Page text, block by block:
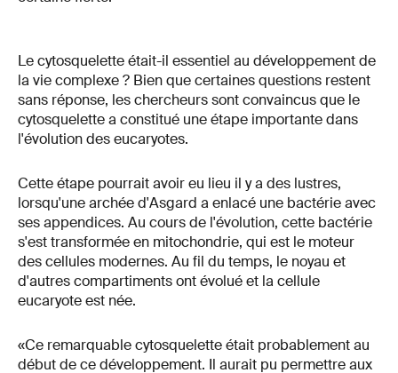
Le cytosquelette était-il essentiel au développement de
la vie complexe ? Bien que certaines questions restent
sans réponse, les chercheurs sont convaincus que le
cytosquelette a constitué une étape importante dans
l'évolution des eucaryotes.
Cette étape pourrait avoir eu lieu il y a des lustres,
lorsqu'une archée d'Asgard a enlacé une bactérie avec
ses appendices. Au cours de l'évolution, cette bactérie
s'est transformée en mitochondrie, qui est le moteur
des cellules modernes. Au fil du temps, le noyau et
d'autres compartiments ont évolué et la cellule
eucaryote est née.
«Ce remarquable cytosquelette était probablement au
début de ce développement. Il aurait pu permettre aux